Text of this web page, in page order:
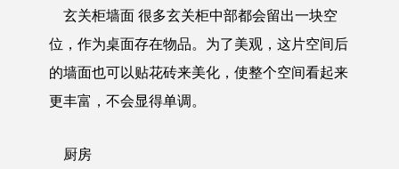
玄关柜墙面 很多玄关柜中部都会留出一块空
位，作为桌面存在物品。为了美观，这片空间后
的墙面也可以贴花砖来美化，使整个空间看起来
更丰富，不会显得单调。
厨房